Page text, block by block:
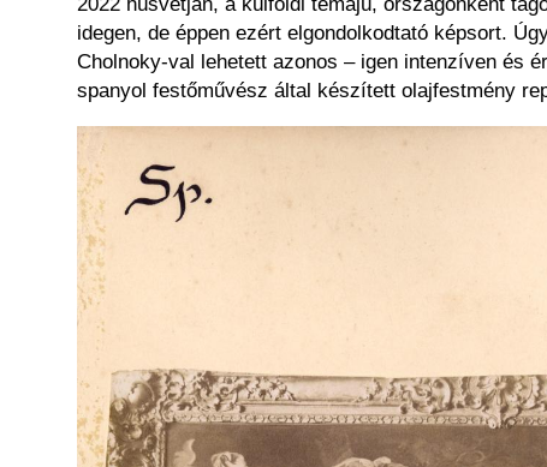
idegen, de éppen ezért elgondolkodtató képsort.
Cholnoky-val lehetett azonos – igen intenzíven és
spanyol festőművész által készített olajfestmény
Kép